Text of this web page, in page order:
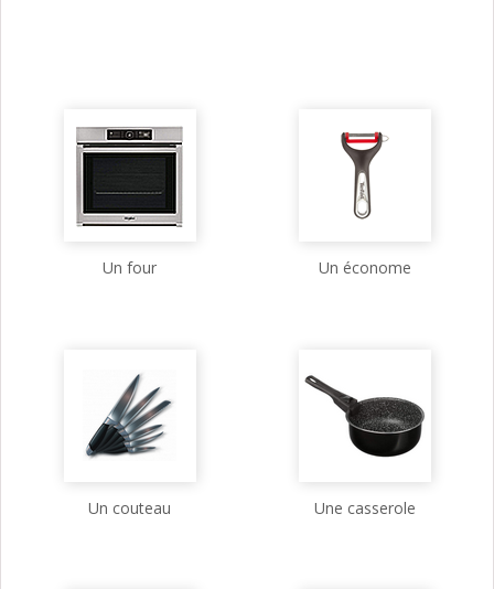
Un four Un économe
Un couteau Une casserole